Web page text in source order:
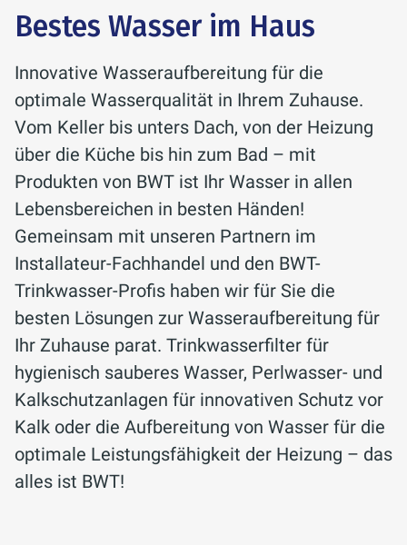
verkalkt Haushaltsgeräte oder kratzige
Wäsche bemerkbar. Die Wasserhärte in
Deutschland variiert je nach Region,
und abhängig von der lokalen
Wasserhärte bieten sich für alle
Härtebereiche verschiedene Lösungen
an. Deshalb gilt es, im ersten Schritt
herauszufinden, wie weich oder hart Ihr
Wasser tatsächlich ist.
ERFAHREN SIE MEHR
nachzufüllen.
Heizungswassers pro Jahr wird hierbei
als normal angesehen. Mit der AQA
therm HWG befinden sich
Heizungsbauer und Kunden auf der
sicheren Seite.
ERFAHREN SIE MEHR
Bestes Wasser im Haus
Innovative Wasseraufbereitung für die
optimale Wasserqualität in Ihrem Zuhause.
Vom Keller bis unters Dach, von der Heizung
über die Küche bis hin zum Bad – mit
Produkten von BWT ist Ihr Wasser in allen
Lebensbereichen in besten Händen!
Gemeinsam mit unseren Partnern im
Installateur-Fachhandel und den BWT-
Trinkwasser-Profis haben wir für Sie die
besten Lösungen zur Wasseraufbereitung für
Ihr Zuhause parat. Trinkwasserfilter für
hygienisch sauberes Wasser, Perlwasser- und
Kalkschutzanlagen für innovativen Schutz vor
Kalk oder die Aufbereitung von Wasser für die
optimale Leistungsfähigkeit der Heizung – das
alles ist BWT!